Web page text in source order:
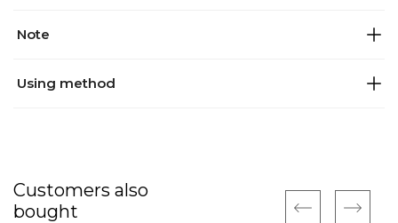
Note
Using method
Customers also
bought